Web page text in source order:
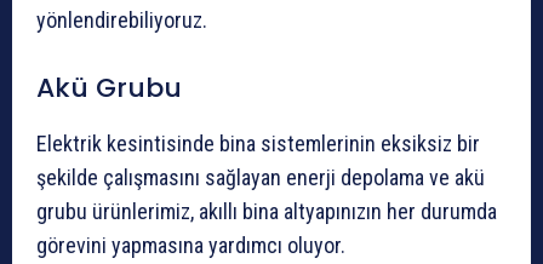
yönlendirebiliyoruz.
Akü Grubu
Elektrik kesintisinde bina sistemlerinin eksiksiz bir
şekilde çalışmasını sağlayan enerji depolama ve akü
grubu ürünlerimiz, akıllı bina altyapınızın her durumda
görevini yapmasına yardımcı oluyor.